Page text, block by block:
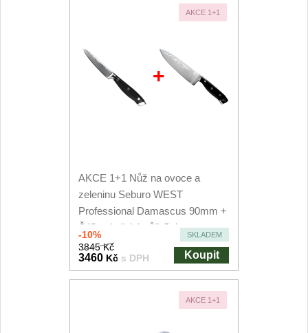
AKCE 1+1
+
AKCE 1+1 Nůž na ovoce a
zeleninu Seburo WEST
Professional Damascus 90mm +
Šéfkuchařský nůž Seburo...
-10% SKLADEM
3845 Kč
3460 Kč s DPH Koupit
AKCE 1+1